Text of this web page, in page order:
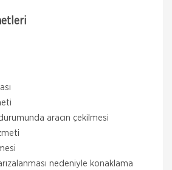
aracın çekilmesi
nedeniyle konaklama